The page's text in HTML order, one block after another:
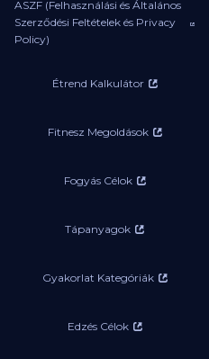
ASZF (Felhasználási és Általános
Szerződési Feltételek és Privacy
Policy)
Étrend Kalkulátor
Fitnesz Megoldások
Fogyás Célok
Tápanyagok
Gyakorlat Kategóriák
Edzés Célok